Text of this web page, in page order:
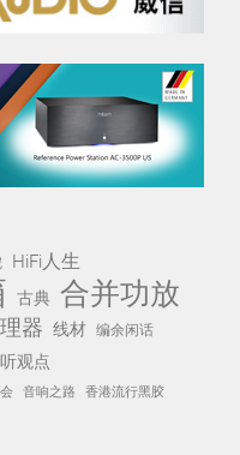
HiFi人生
古典 合并功放
器 线材 编余闲话
观点
音响之路 香港流行黑胶